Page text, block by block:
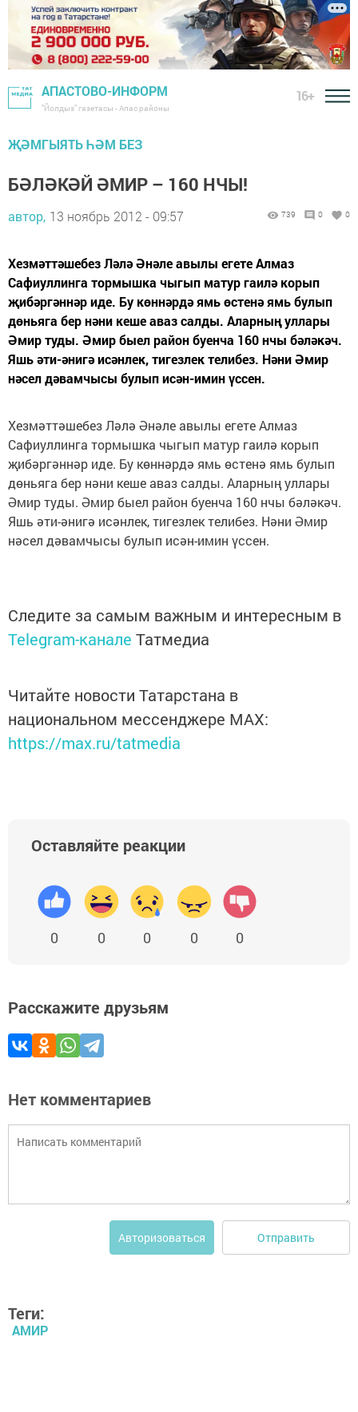
АПАСТОВО-ИНФОРМ
"Йолдыз" газетасы - Апас районы
16+
ҖӘМГЫЯТЬ ҺӘМ БЕЗ
БӘЛӘКӘЙ ӘМИР – 160 НЧЫ!
автор, 13 ноябрь 2012 - 09:57 739 0 0
Хезмәттәшебез Ләлә Әнәле авылы егете Алмаз
Сафиуллинга тормышка чыгып матур гаилә корып
җибәргәннәр иде. Бу көннәрдә ямь өстенә ямь булып
дөньяга бер нәни кеше аваз салды. Аларның уллары
Әмир туды. Әмир быел район буенча 160 нчы бәләкәч.
Яшь әти-әнигә исәнлек, тигезлек телибез. Нәни Әмир
нәсел дәвамчысы булып исән-имин үссен.
Хезмәттәшебез Ләлә Әнәле авылы егете Алмаз
Сафиуллинга тормышка чыгып матур гаилә корып
җибәргәннәр иде. Бу көннәрдә ямь өстенә ямь булып
дөньяга бер нәни кеше аваз салды. Аларның уллары
Әмир туды. Әмир быел район буенча 160 нчы бәләкәч.
Яшь әти-әнигә исәнлек, тигезлек телибез. Нәни Әмир
нәсел дәвамчысы булып исән-имин үссен.
Следите за самым важным и интересным в
Telegram-канале Татмедиа
Читайте новости Татарстана в
национальном мессенджере MАХ:
https://max.ru/tatmedia
Оставляйте реакции
0 0 0 0 0
Расскажите друзьям
Нет комментариев
Авторизоваться Отправить
Теги:
АМИР